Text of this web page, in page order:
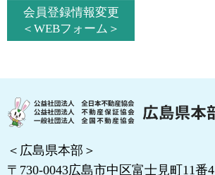
会員登録情報変更
＜WEBフォーム＞
＜広島県本部＞
〒730-0043広島市中区富士見町11番4